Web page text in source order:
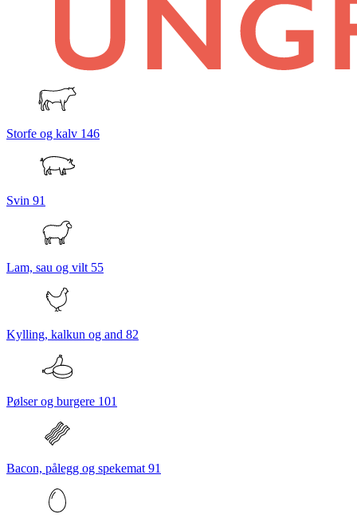
Storfe og kalv 146
Svin 91
Lam, sau og vilt 55
Kylling, kalkun og and 82
Pølser og burgere 101
Bacon, pålegg og spekemat 91